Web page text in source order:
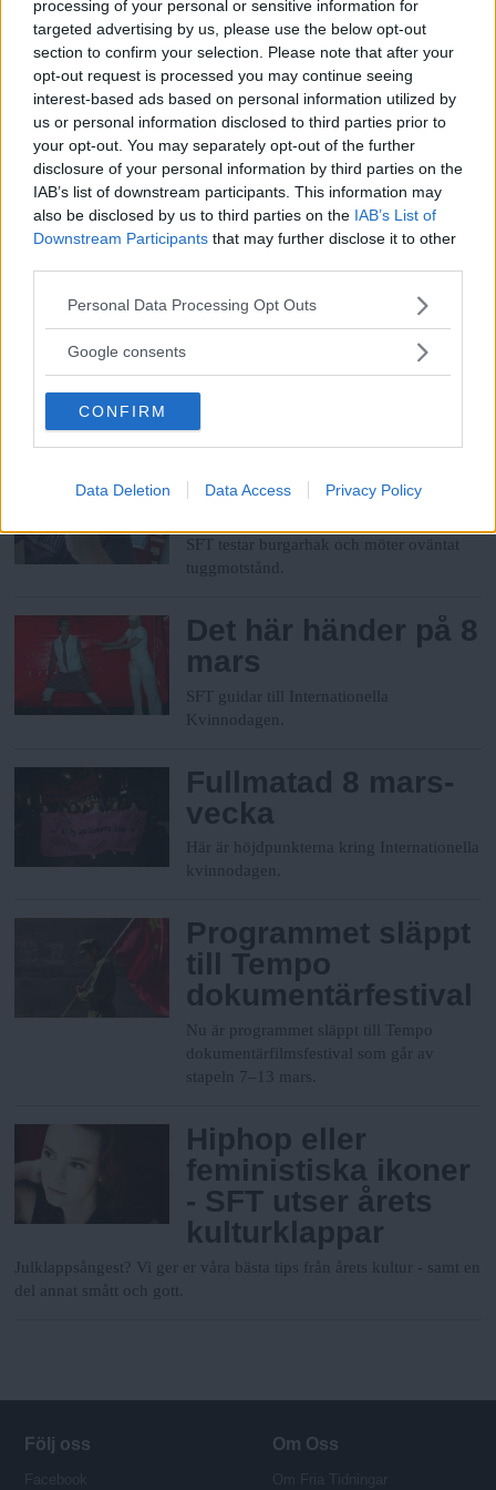
processing of your personal or sensitive information for
targeted advertising by us, please use the below opt-out
section to confirm your selection. Please note that after your
opt-out request is processed you may continue seeing
interest-based ads based on personal information utilized by
us or personal information disclosed to third parties prior to
your opt-out. You may separately opt-out of the further
disclosure of your personal information by third parties on the
IAB’s list of downstream participants. This information may
also be disclosed by us to third parties on the IAB’s List of
Downstream Participants that may further disclose it to other
Please note that this website/app uses one or more Google
not limited to your visit or usage behaviour. You may click to
use your data for below specified purposes in below Google
consent section.
Personal Data Processing Opt Outs
Google consents
CONFIRM
Data Deletion Data Access Privacy Policy
Läs Frias efterträdare!
Syreär Sveriges enda gröna dagstidning som
finns både digitalt och i tryck.
REKOMMENDERADE ARTIKLAR
Här är stans bästa
vegoburgare
SFT testar burgarhak och möter oväntat
tuggmotstånd.
Det här händer på 8
mars
SFT guidar till Internationella
Kvinnodagen.
Fullmatad 8 mars-
vecka
Här är höjdpunkterna kring Internationella
kvinnodagen.
Programmet släppt
till Tempo
dokumentärfestival
Nu är programmet släppt till Tempo
dokumentärfilmsfestival som går av
stapeln 7–13 mars.
Hiphop eller
feministiska ikoner
- SFT utser årets
kulturklappar
Julklappsångest? Vi ger er våra bästa tips från årets kultur -­ samt en
del annat smått och gott.
Följ oss Om Oss